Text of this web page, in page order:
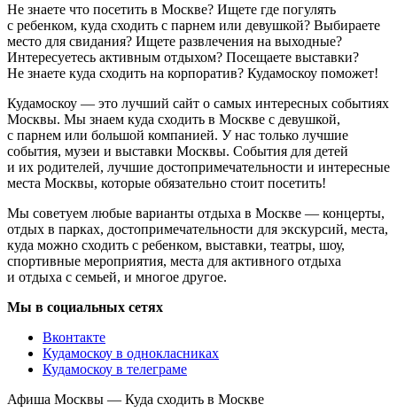
Не знаете что посетить в Москве? Ищете где погулять
с ребенком, куда сходить с парнем или девушкой? Выбираете
место для свидания? Ищете развлечения на выходные?
Интересуетесь активным отдыхом? Посещаете выставки?
Не знаете куда сходить на корпоратив? Кудамоскоу поможет!
Кудамоскоу — это лучший сайт о самых интересных событиях
Москвы. Мы знаем куда сходить в Москве с девушкой,
с парнем или большой компанией. У нас только лучшие
события, музеи и выставки Москвы. События для детей
и их родителей, лучшие достопримечательности и интересные
места Москвы, которые обязательно стоит посетить!
Мы советуем любые варианты отдыха в Москве — концерты,
отдых в парках, достопримечательности для экскурсий, места,
куда можно сходить с ребенком, выставки, театры, шоу,
спортивные мероприятия, места для активного отдыха
и отдыха с семьей, и многое другое.
Мы в социальных сетях
Вконтакте
Кудамоскоу в однокласниках
Кудамоскоу в телеграме
Афиша Москвы — Куда сходить в Москве